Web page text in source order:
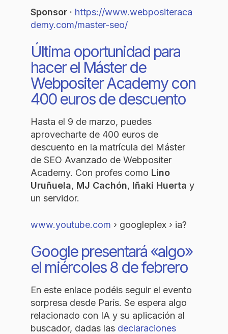
Sponsor · https://www.webpositeraca
demy.com/master-seo/
Última oportunidad para
hacer el Máster de
Webpositer Academy con
400 euros de descuento
Hasta el 9 de marzo, puedes
aprovecharte de 400 euros de
descuento en la matrícula del Máster
de SEO Avanzado de Webpositer
Academy. Con profes como Lino
Uruñuela, MJ Cachón, Iñaki Huerta y
un servidor.
www.youtube.com › googleplex › ia?
Google presentará «algo»
el miércoles 8 de febrero
En este enlace podéis seguir el evento
sorpresa desde París. Se espera algo
relacionado con IA y su aplicación al
buscador, dadas las declaraciones